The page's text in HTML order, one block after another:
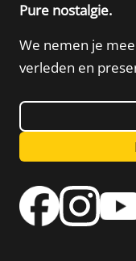
Pure nostalgie.
We nemen je
verleden en